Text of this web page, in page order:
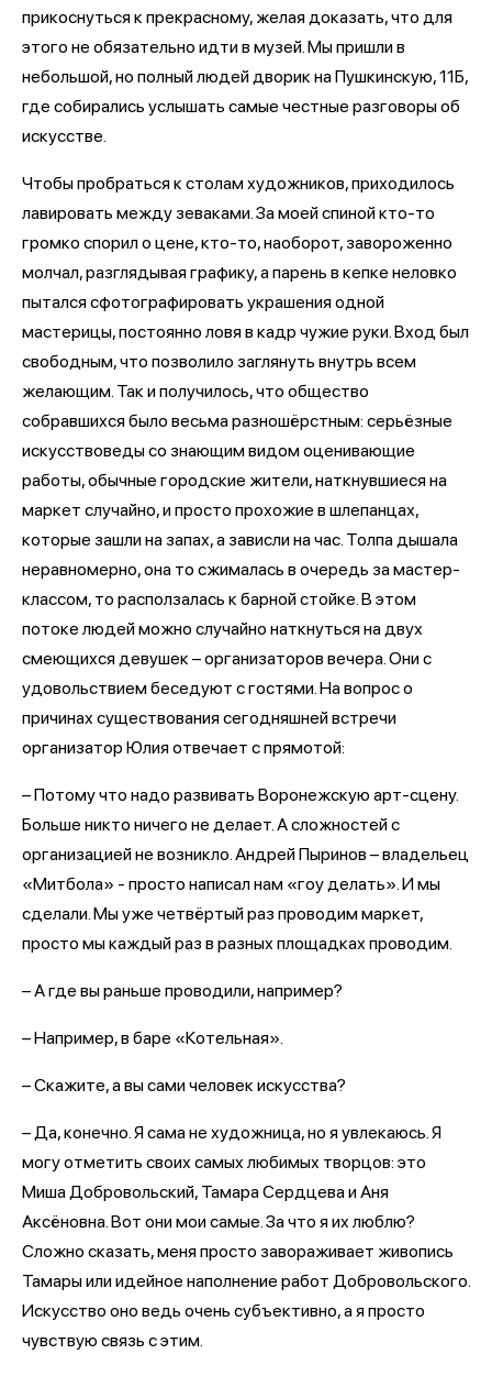
прикоснуться к прекрасному, желая доказать, что для
этого не обязательно идти в музей. Мы пришли в
небольшой, но полный людей дворик на Пушкинскую, 11Б,
где собирались услышать самые честные разговоры об
искусстве.
Чтобы пробраться к столам художников, приходилось
лавировать между зеваками. За моей спиной кто-то
громко спорил о цене, кто-то, наоборот, завороженно
молчал, разглядывая графику, а парень в кепке неловко
пытался сфотографировать украшения одной
мастерицы, постоянно ловя в кадр чужие руки. Вход был
свободным, что позволило заглянуть внутрь всем
желающим. Так и получилось, что общество
собравшихся было весьма разношёрстным: серьёзные
искусствоведы со знающим видом оценивающие
работы, обычные городские жители, наткнувшиеся на
маркет случайно, и просто прохожие в шлепанцах,
которые зашли на запах, а зависли на час. Толпа дышала
неравномерно, она то сжималась в очередь за мастер-
классом, то расползалась к барной стойке. В этом
потоке людей можно случайно наткнуться на двух
смеющихся девушек – организаторов вечера. Они с
удовольствием беседуют с гостями. На вопрос о
причинах существования сегодняшней встречи
организатор Юлия отвечает с прямотой:
– Потому что надо развивать Воронежскую арт-сцену.
Больше никто ничего не делает. А сложностей с
организацией не возникло. Андрей Пыринов – владельец
«Митбола» - просто написал нам «гоу делать». И мы
сделали. Мы уже четвёртый раз проводим маркет,
просто мы каждый раз в разных площадках проводим.
– А где вы раньше проводили, например?
– Например, в баре «Котельная».
– Скажите, а вы сами человек искусства?
– Да, конечно. Я сама не художница, но я увлекаюсь. Я
могу отметить своих самых любимых творцов: это
Миша Добровольский, Тамара Сердцева и Аня
Аксёновна. Вот они мои самые. За что я их люблю?
Сложно сказать, меня просто завораживает живопись
Тамары или идейное наполнение работ Добровольского.
Искусство оно ведь очень субъективно, а я просто
чувствую связь с этим.